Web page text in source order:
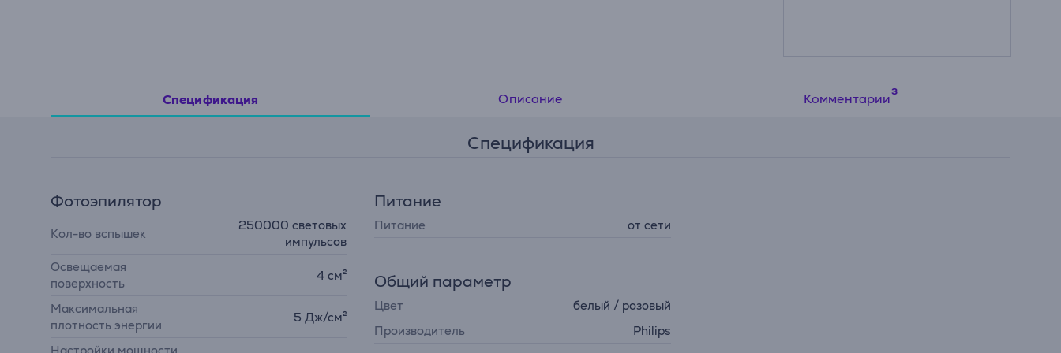
Спецификация Описание Комментарии
Спецификация
Фотоэпилятор
Кол-во вспышек
250000 световых
импульсов
Освещаемая
поверхность
4 см²
Максимальная
плотность энергии
5 Дж/см²
Питание
Питание от сети
Общий параметр
Цвет
белый / розовый
Производитель
Philips